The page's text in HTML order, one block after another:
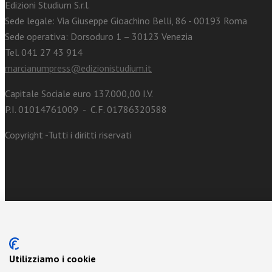
Edizioni Studium S.r.l.
Sede legale: Via Giuseppe Gioachino Belli, 86 - 00193 Roma
Sede operativa: Dorsoduro 1 – 30123 Venezia
Tel. 041 27 43 914
marcianumpress@edizionistudium.it
Capitale Sociale euro 137.000,00 I.V.
P.I. 01014761009 - C.F. 01786320588
Copyright -Tutti i diritti riservati
Utilizziamo i cookie